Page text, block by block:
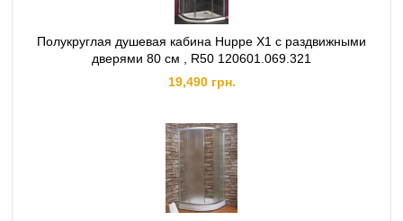
Полукруглая душевая кабина Huppe X1 с раздвижными
дверями 80 см , R50 120601.069.321
19,490 грн.